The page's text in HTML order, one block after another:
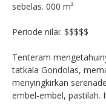
sebelas. 000 m²
Periode nilai: $$$$$
Tenteram
tatkala Gondolas,
menyingkirkan
embel-embel, pastilah.